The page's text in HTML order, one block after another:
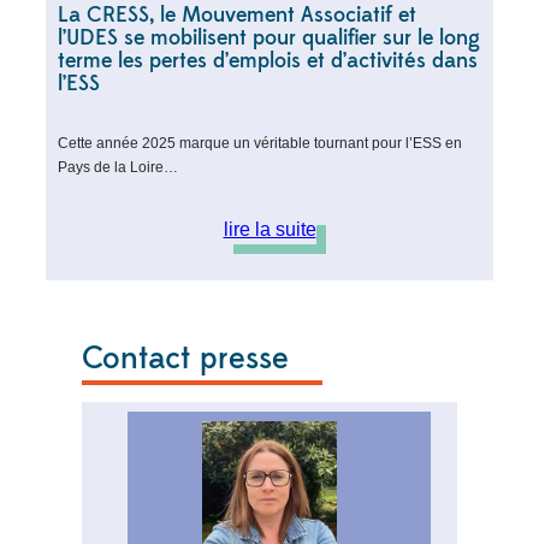
La CRESS, le Mouvement Associatif et
l’UDES se mobilisent pour qualifier sur le long
terme les pertes d’emplois et d’activités dans
l’ESS
Cette année 2025 marque un véritable tournant pour l’ESS en
Pays de la Loire…
lire la suite
Contact presse